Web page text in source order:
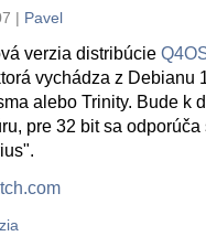
| Pavel
verzia distribúcie
vychádza z Debianu
alebo Trinity. Bude k
pre 32 bit sa odporúča